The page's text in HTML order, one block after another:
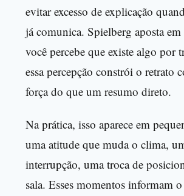
evitar excesso de explicação
já comunica. Spielberg aposta
você percebe que existe algo por
essa percepção constrói o retrato
força do que um resumo direto.
Na prática, isso aparece em
uma atitude que muda o clima,
interrupção, uma troca de
sala. Esses momentos informam